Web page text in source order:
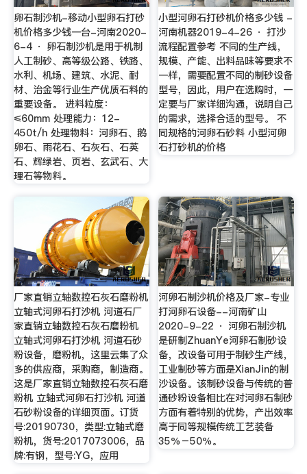
卵石制沙机-移动小型卵石打砂
机价格多少钱一台-河南2020-
6-4 · 卵石制沙机是用于机制
人工制砂、高等级公路、铁路、
水利、机场、建筑、水泥、耐
材、治金等行业生产优质石料的
重要设备。 进料粒度：
≤60mm 处理能力：12-
450t/h 处理物料：河卵石、鹅
卵石、雨花石、石灰石、石英
石、辉绿岩、页岩、玄武石、大
理石等物料。
小型河卵石打砂机价格多少钱 -
河南机器2019-4-26 · 打沙
流程配置参考 不同的生产线，
规模、产能、出料品味等要求不
一样，需要配置不同的制砂设备
型号，因此，用户在选购时，一
定要与厂家详细沟通，说明自己
的需求，选择合适的型号。 不
同规格的河卵石砂料 小型河卵
石打砂机的价格
厂家直销立轴数控石灰石磨粉机
立轴式河卵石打沙机 河道石厂
家直销立轴数控石灰石磨粉机
立轴式河卵石打沙机 河道石砂
粉设备，磨粉机，这里云集了众
多的供应商，采购商，制造商。
这是厂家直销立轴数控石灰石磨
粉机 立轴式河卵石打沙机 河道
石砂粉设备的详细页面。订货
号:20190730，类型:立轴式磨
粉机，货号:2017073006，品
牌:有钢，型号:YG，应用
河卵石制沙机价格及厂家-专业
打河卵石设备--河南矿山
2020-9-22 · 河卵石制沙机
是研制ZhuanYe河卵石制砂设
备，改设备可用于制砂生产线，
工业制砂等方面是XianJin的制
沙设备。该制砂设备与传统的普
通砂粉设备相比在对河卵石制砂
方面有着特别的优势，产出效率
高于同等规模传统工艺装备
35％－50％。